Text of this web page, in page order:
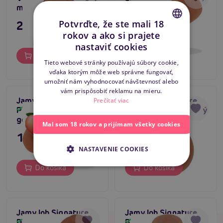
masturbátor
23,80 € 19,80 €
JamyJob Signature
Paulina Vagina,
gélový masturbátor
19,80 €
Do košíka
JamyJob Signature
Milena Vagina, gélový
masturbátor
23,80 €
Do košíka
JamyJob Signature
JamyJob Signature
CZECH
ENGLISH
Potvrďte, že ste mali 18
rokov a ako si prajete
nastaviť cookies
Tieto webové stránky používajú súbory cookie,
vďaka ktorým môže web správne fungovať,
umožniť nám vyhodnocovať návštevnosť alebo
vám prispôsobiť reklamu na mieru.
Prečítať viac
Mal som 18 rokov a prijímam všetky cookies
NASTAVENIE COOKIES